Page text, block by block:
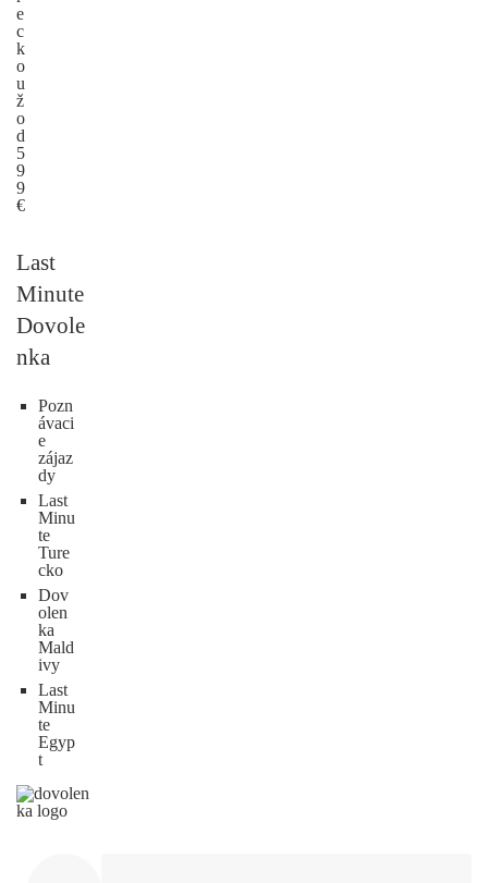
e
c
k
o
u
ž
o
d
5
9
9
€
Last
Minute
Dovole
nka
Pozn
ávaci
e
zájaz
dy
Last
Minu
te
Ture
cko
Dov
olen
ka
Mald
ivy
Last
Minu
te
Egyp
t